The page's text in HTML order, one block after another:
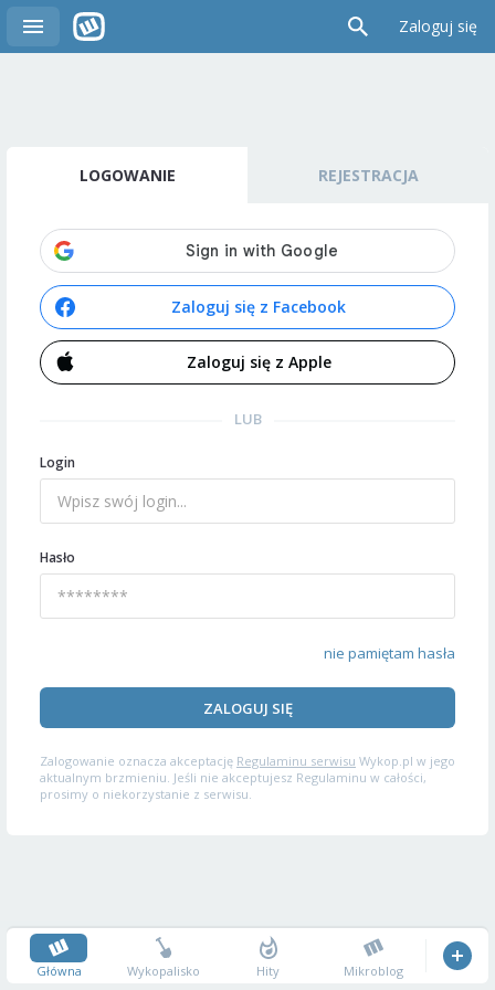
Zaloguj się
LOGOWANIE REJESTRACJA
Zaloguj się z Facebook
Zaloguj się z Apple
LUB
Login
Hasło
nie pamiętam hasła
ZALOGUJ SIĘ
Zalogowanie oznacza akceptację Regulaminu serwisu Wykop.pl w jego
aktualnym brzmieniu. Jeśli nie akceptujesz Regulaminu w całości,
prosimy o niekorzystanie z serwisu.
Główna Wykopalisko Hity Mikroblog